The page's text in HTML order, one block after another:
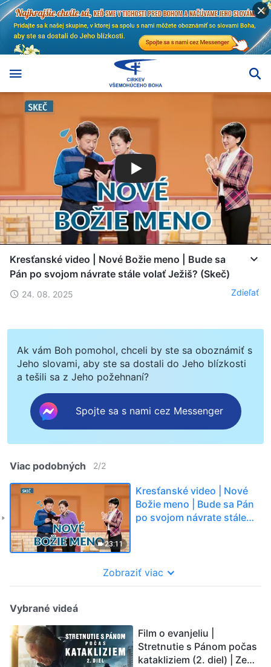
Kresťanské video | Nové Božie meno | Bude sa
Pán po svojom návrate stále volať Ježiš? (Skeč)
24. 08. 2025 Zdieľať
Ak vám Boh pomohol, chceli by ste sa oboznámiť s
Jeho slovami, aby ste sa dostali do Jeho blízkosti
a tešili sa z Jeho požehnaní?
Spojte sa s nami cez Messenger
Viac podobných 2/2
23:11
Kresťanské video | Nové
Božie meno | Bude sa Pán
po svojom návrate stále
Zobraziť viac
Vybrané videá
Film o evanjeliu |
Stretnutie s Pánom počas
katakliziem (2. diel) | Zem